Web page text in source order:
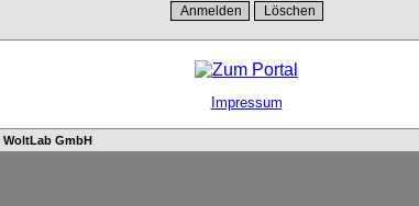
Impressum
WoltLab GmbH